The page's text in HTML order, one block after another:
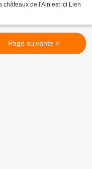
châteaux de l'Ain est ici Lien
Page suivante >